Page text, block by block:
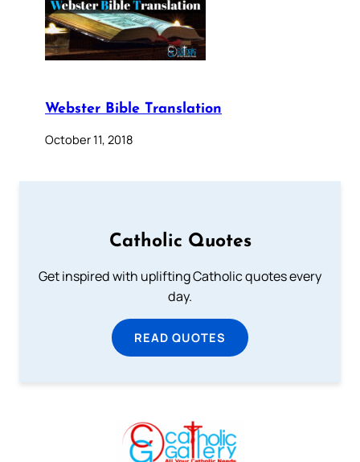
Webster Bible Translation
October 11, 2018
Catholic Quotes
Get inspired with uplifting Catholic quotes every
day.
READ QUOTES